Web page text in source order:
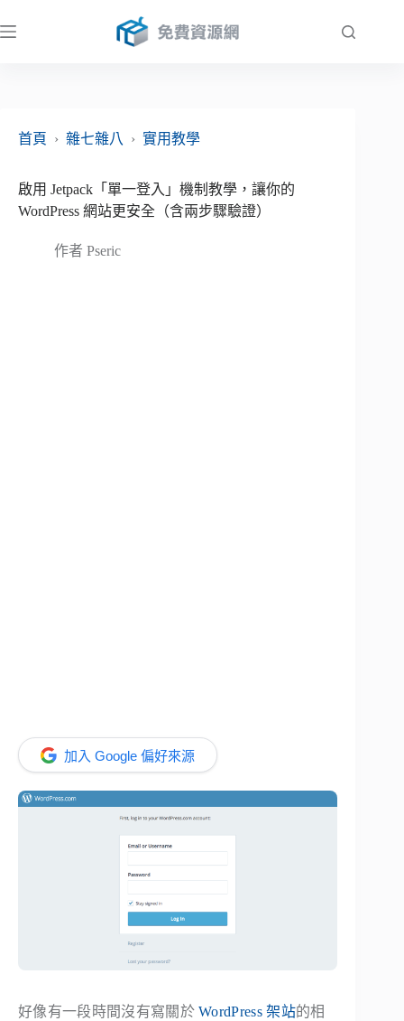
至
首頁
› 雜七雜八 › 實用教學
啟用 Jetpack「單一登入」機制教學，讓你的
WordPress 網站更安全（含兩步驟驗證）
作者 Pseric
加入 Google 偏好來源
好像有一段時間沒有寫關於WordPress 架站的相